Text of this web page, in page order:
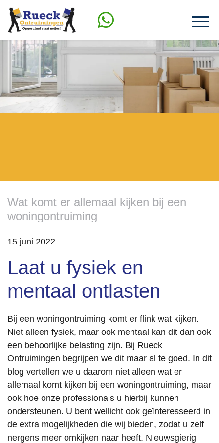
Wat komt er allemaal kijken bij een
woningontruiming
15 juni 2022
Laat u fysiek en
mentaal ontlasten
Bij een woningontruiming komt er flink wat kijken.
Niet alleen fysiek, maar ook mentaal kan dit dan ook
een behoorlijke belasting zijn. Bij Rueck
Ontruimingen begrijpen we dit maar al te goed. In dit
blog vertellen we u daarom niet alleen wat er
allemaal komt kijken bij een woningontruiming, maar
ook hoe onze professionals u hierbij kunnen
ondersteunen. U bent wellicht ook geïnteresseerd in
de extra mogelijkheden die wij bieden, zodat u zelf
nergens meer omkijken naar heeft. Nieuwsgierig